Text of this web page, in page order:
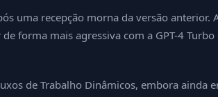
uma recepção morna da versão anterior.
forma mais agressiva com a GPT-4 Turbo
de Trabalho Dinâmicos, embora ainda